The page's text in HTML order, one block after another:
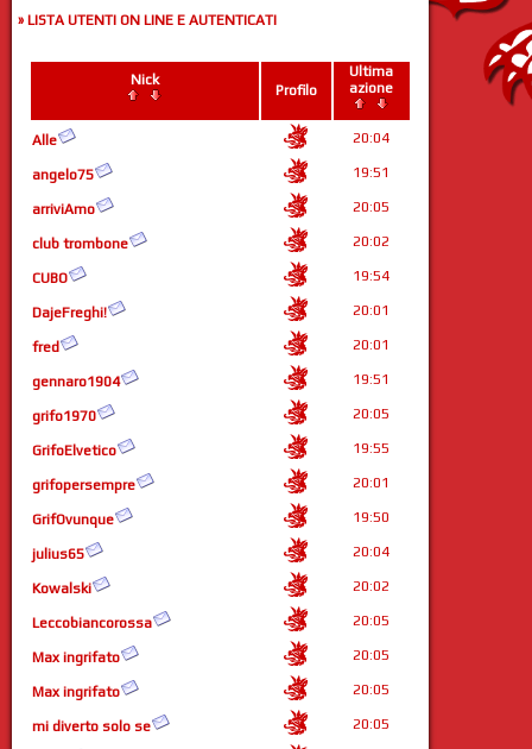
» LISTA UTENTI ON LINE E AUTENTICATI
Nick
Profilo
Ultima
azione
Alle 20:04
angelo75 19:51
arriviAmo 20:05
club trombone 20:02
CUBO 19:54
DajeFreghi! 20:01
fred 20:01
gennaro1904 19:51
grifo1970 20:05
GrifoElvetico 19:55
grifopersempre 20:01
GrifOvunque 19:50
julius65 20:04
Kowalski 20:02
Leccobiancorossa 20:05
Max ingrifato 20:05
Max ingrifato 20:05
mi diverto solo se 20:05